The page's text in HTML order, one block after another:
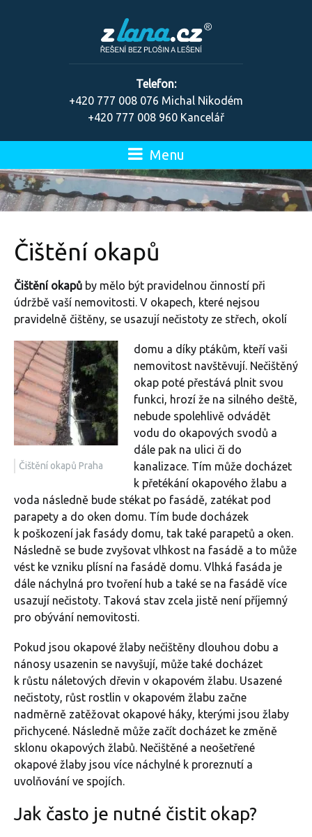
Telefon:
+420 777 008 076 Michal Nikodém
+420 777 008 960 Kancelář
Menu
Čištění okapů
Čištění okapů by mělo být pravidelnou činností při
údržbě vaší nemovitosti. V okapech, které nejsou
pravidelně čištěny, se usazují nečistoty ze střech, okolí
Čištění okapů Praha
domu a díky ptákům, kteří vaši
nemovitost navštěvují. Nečištěný
okap poté přestává plnit svou
funkci, hrozí že na silného deště,
nebude spolehlivě odvádět
vodu do okapových svodů a
dále pak na ulici či do
kanalizace. Tím může docházet
k přetékání okapového žlabu a
voda následně bude stékat po fasádě, zatékat pod
parapety a do oken domu. Tím bude docházek
k poškození jak fasády domu, tak také parapetů a oken.
Následně se bude zvyšovat vlhkost na fasádě a to může
vést ke vzniku plísní na fasádě domu. Vlhká fasáda je
dále náchylná pro tvoření hub a také se na fasádě více
usazují nečistoty. Taková stav zcela jistě není příjemný
pro obývání nemovitosti.
Pokud jsou okapové žlaby nečištěny dlouhou dobu a
nánosy usazenin se navyšují, může také docházet
k růstu náletových dřevin v okapovém žlabu. Usazené
nečistoty, růst rostlin v okapovém žlabu začne
nadměrně zatěžovat okapové háky, kterými jsou žlaby
přichycené. Následně může začít docházet ke změně
sklonu okapových žlabů. Nečištěné a neošetřené
okapové žlaby jsou více náchylné k proreznutí a
uvolňování ve spojích.
Jak často je nutné čistit okap?